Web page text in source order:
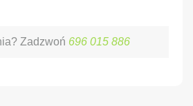
Zadzwoń 696 015 886